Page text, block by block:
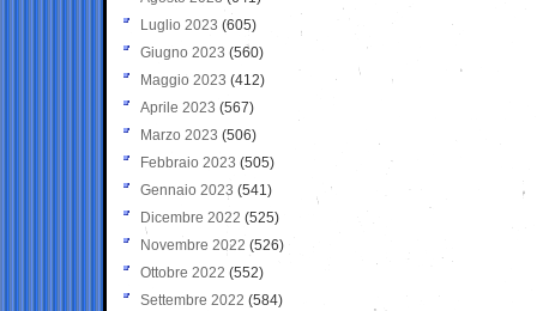
Luglio 2023 (605)
Giugno 2023 (560)
Maggio 2023 (412)
Aprile 2023 (567)
Marzo 2023 (506)
Febbraio 2023 (505)
Gennaio 2023 (541)
Dicembre 2022 (525)
Novembre 2022 (526)
Ottobre 2022 (552)
Settembre 2022 (584)